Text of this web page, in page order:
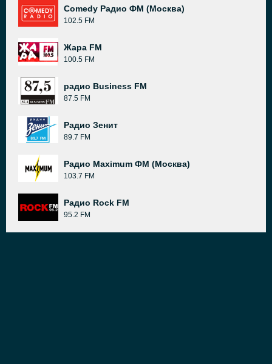
Comedy Радио ФМ (Москва)
102.5 FM
Жара FM
100.5 FM
радио Business FM
87.5 FM
Радио Зенит
89.7 FM
Радио Maximum ФМ (Москва)
103.7 FM
Радио Rock FM
95.2 FM